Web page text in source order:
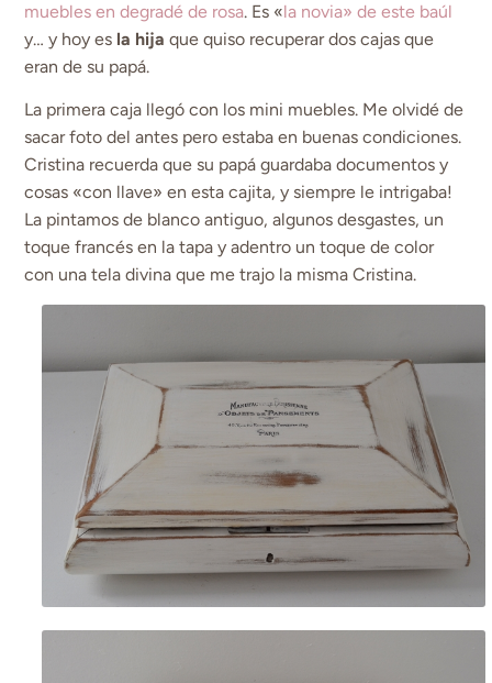
muebles en degradé de rosa. Es «la novia» de este baúl
y… y hoy es la hija que quiso recuperar dos cajas que
eran de su papá.
La primera caja llegó con los mini muebles. Me olvidé de
sacar foto del antes pero estaba en buenas condiciones.
Cristina recuerda que su papá guardaba documentos y
cosas «con llave» en esta cajita, y siempre le intrigaba!
La pintamos de blanco antiguo, algunos desgastes, un
toque francés en la tapa y adentro un toque de color
con una tela divina que me trajo la misma Cristina.